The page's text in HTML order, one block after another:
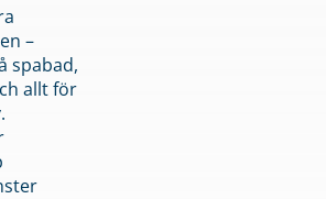
–
spabad,
allt för